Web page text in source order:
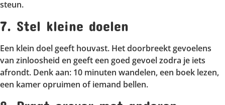
steun.
7. Stel kleine doelen
Een klein doel geeft houvast. Het doorbreekt gevoelens
van zinloosheid en geeft een goed gevoel zodra je iets
afrondt. Denk aan: 10 minuten wandelen, een boek lezen,
een kamer opruimen of iemand bellen.